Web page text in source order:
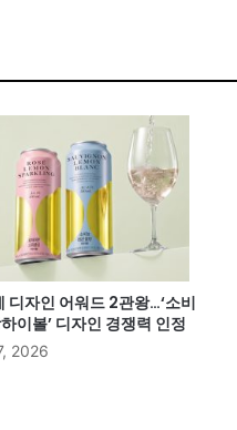
디자인 어워드 2관왕…‘소비
이볼’ 디자인 경쟁력 인정
2026